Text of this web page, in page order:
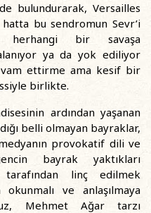
bulundurarak, Versailles
bu sendromun Sevr’i
herhangi bir savaşa
ya da yok ediliyor
ettirme ama kesif bir
birlikte.
ardından yaşanan
belli olmayan bayraklar,
medyanın provokatif dili ve
bayrak yaktıkları
linç edilmek
ve anlaşılmaya
Mehmet Ağar tarzı